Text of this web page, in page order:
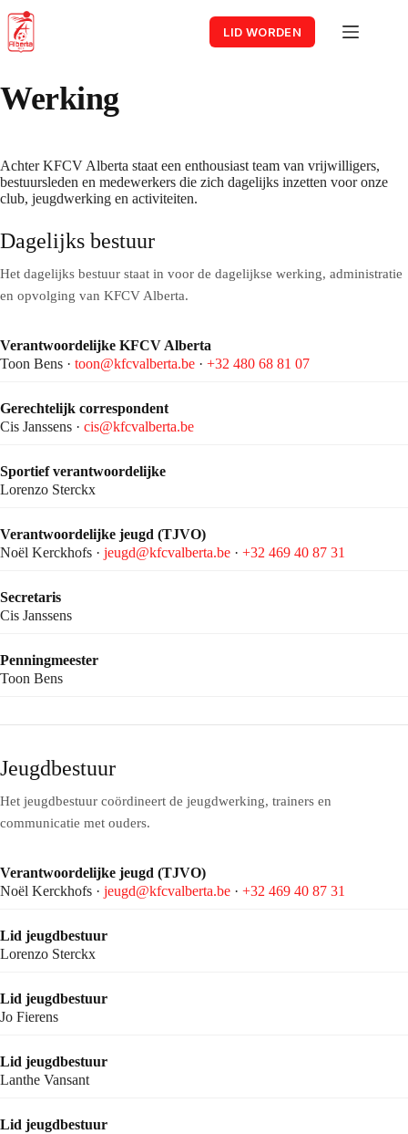
content
LID WORDEN
Werking
Achter KFCV Alberta staat een enthousiast team van vrijwilligers,
bestuursleden en medewerkers die zich dagelijks inzetten voor onze
club, jeugdwerking en activiteiten.
Dagelijks bestuur
Het dagelijks bestuur staat in voor de dagelijkse werking, administratie
en opvolging van KFCV Alberta.
Verantwoordelijke KFCV Alberta
Toon Bens · toon@kfcvalberta.be · +32 480 68 81 07
Gerechtelijk correspondent
Cis Janssens · cis@kfcvalberta.be
Sportief verantwoordelijke
Lorenzo Sterckx
Verantwoordelijke jeugd (TJVO)
Noël Kerckhofs · jeugd@kfcvalberta.be · +32 469 40 87 31
Secretaris
Cis Janssens
Penningmeester
Toon Bens
Jeugdbestuur
Het jeugdbestuur coördineert de jeugdwerking, trainers en
communicatie met ouders.
Verantwoordelijke jeugd (TJVO)
Noël Kerckhofs · jeugd@kfcvalberta.be · +32 469 40 87 31
Lid jeugdbestuur
Lorenzo Sterckx
Lid jeugdbestuur
Jo Fierens
Lid jeugdbestuur
Lanthe Vansant
Lid jeugdbestuur